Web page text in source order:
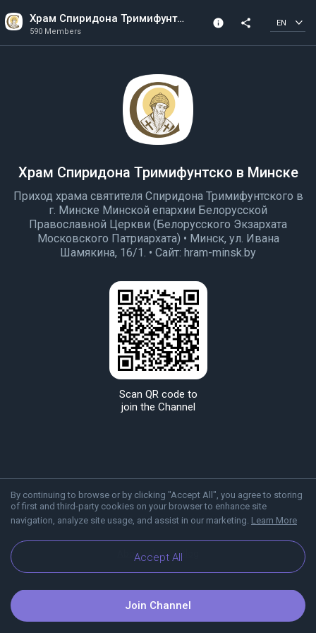
Храм Спиридона Тримифунтско в Минске
590 Members
info
Created In 2019
share EN
By continuing to browse or by clicking "Accept All", you agree to storing
of first and third-party cookies on your browser to enhance site
navigation, analyze site usage, and assist in our marketing. Learn More
Accept All
Храм Спиридона Тримифунтско в Минске
Приход храма святителя Спиридона Тримифунтского в
г. Минске Минской епархии Белорусской
Православной Церкви (Белорусского Экзархата
Московского Патриархата) • Минск, ул. Ивана
Шамякина, 16/1. • Сайт: hram-minsk.by
Scan QR code to
join the Channel
About Viber Blog
Join Channel